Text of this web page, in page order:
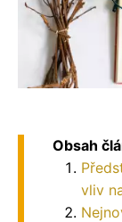
Obsah
vliv